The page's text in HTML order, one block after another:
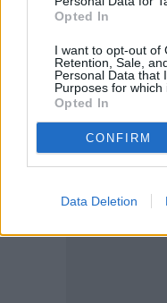
Opted In
I want to opt-out of
Retention, Sale,
Personal Data that
Purposes for which
Opted In
CONFIRM
Data Deletion